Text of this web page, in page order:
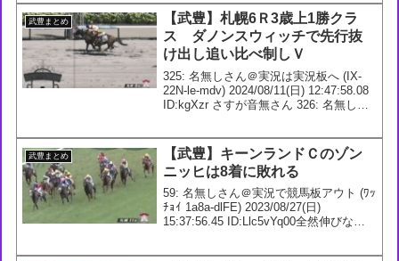
止。カラ馬で走っていたとのことです
が、続報ありま...
武豊まとめ
【武豊】札幌6Ｒ3歳上1勝クラ
ス ダノンスウィッチで先行抜
け出し追い比べ制しＶ
325: 名無しさん＠実況は実況板へ (IX-
22N-le-mdv) 2024/08/11(日) 12:47:58.08
ID:kgXzr さすが音無さん 326: 名無しさ
武豊まとめ
【武豊】キーンランドＣのゾン
ニッヒは8着に敗れる
59: 名無しさん＠実況で競馬板アウト (ﾜｯ
ﾁｮｲ 1a8a-dlFE) 2023/08/27(日)
15:37:56.45 ID:Llc5vYq00全然伸びない